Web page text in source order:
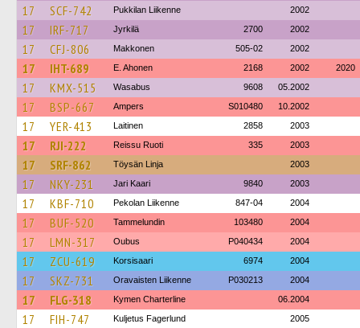
17 SCF-742 Pukkilan Liikenne 2002
17 IRF-717 Jyrkilä 2700 2002
17 CFJ-806 Makkonen 505-02 2002
17 IHT-689 E. Ahonen 2168 2002 2020
17 KMX-515 Wasabus 9608 05.2002
17 BSP-667 Ampers S010480 10.2002
17 YER-413 Laitinen 2858 2003
17 RJI-222 Reissu Ruoti 335 2003
17 SRF-862 Töysän Linja 2003
17 NKY-231 Jari Kaari 9840 2003
17 KBF-710 Pekolan Liikenne 847-04 2004
17 BUF-520 Tammelundin 103480 2004
17 LMN-317 Oubus P040434 2004
17 ZCU-619 Korsisaari 6974 2004
17 SKZ-731 Oravaisten Liikenne P030213 2004
17 FLG-318 Kymen Charterline 06.2004
17 FIH-747 Kuljetus Fagerlund 2005